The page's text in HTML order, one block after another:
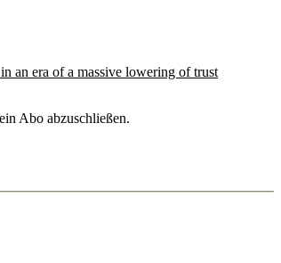
an era of a massive lowering of trust